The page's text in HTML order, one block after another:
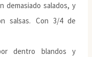
demasiado salados, y
salsas. Con 3/4 de
dentro blandos y